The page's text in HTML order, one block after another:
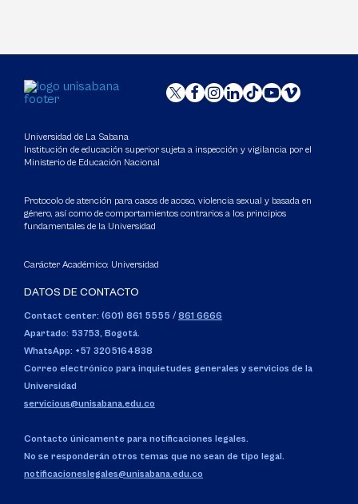
Universidad de La Sabana
Institución de educación superior sujeta a inspección y vigilancia por el
Ministerio de Educación Nacional
Protocolo de atención para casos de acoso, violencia sexual y basada en
género, así como de comportamientos contrarios a los principios
fundamentales de la Universidad
Carácter Académico: Universidad
DATOS DE CONTACTO
Contact center: (601) 861 5555 / 861 6666
Apartado: 53753, Bogotá.
WhatsApp: +57 3205164838
Correo electrónico para inquietudes generales y servicios de la
Universidad
servicious@unisabana.edu.co
Contacto únicamente para notificaciones legales.
No se responderán otros temas que no sean de tipo legal.
notificacioneslegales@unisabana.edu.co